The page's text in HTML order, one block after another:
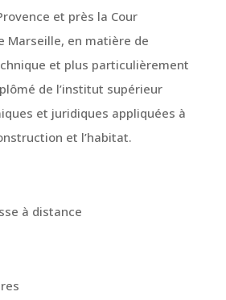
et près la Cour
Marseille, en matière de
et plus particulièrement
de l’institut supérieur
et juridiques appliquées à
et l’habitat.
à distance